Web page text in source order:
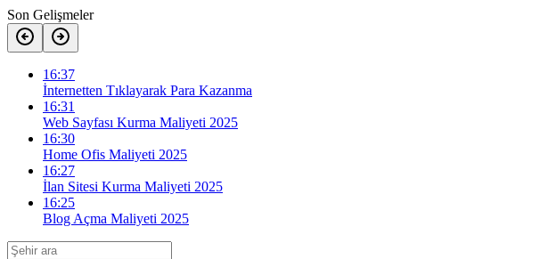
Son Gelişmeler
16:37
İnternetten Tıklayarak Para Kazanma
16:31
Web Sayfası Kurma Maliyeti 2025
16:30
Home Ofis Maliyeti 2025
16:27
İlan Sitesi Kurma Maliyeti 2025
16:25
Blog Açma Maliyeti 2025